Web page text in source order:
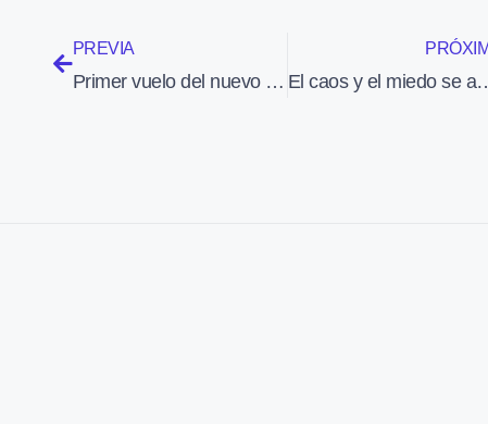
PREVIA
Primer vuelo del nuevo bimotor MCR Twin R de Dyn’Aero El caos y el miedo se